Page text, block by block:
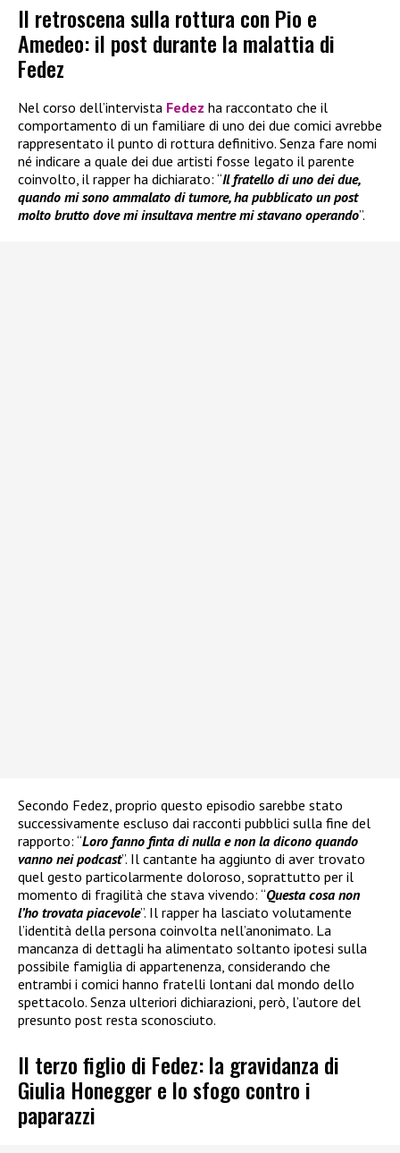
Il retroscena sulla rottura con Pio e
Amedeo: il post durante la malattia di
Fedez
Nel corso dell’intervista Fedez ha raccontato che il
comportamento di un familiare di uno dei due comici avrebbe
rappresentato il punto di rottura definitivo. Senza fare nomi
né indicare a quale dei due artisti fosse legato il parente
coinvolto, il rapper ha dichiarato: “Il fratello di uno dei due,
quando mi sono ammalato di tumore, ha pubblicato un post
molto brutto dove mi insultava mentre mi stavano operando”.
Secondo Fedez, proprio questo episodio sarebbe stato
successivamente escluso dai racconti pubblici sulla fine del
rapporto: “Loro fanno finta di nulla e non la dicono quando
vanno nei podcast”. Il cantante ha aggiunto di aver trovato
quel gesto particolarmente doloroso, soprattutto per il
momento di fragilità che stava vivendo: “Questa cosa non
l’ho trovata piacevole”. Il rapper ha lasciato volutamente
l’identità della persona coinvolta nell’anonimato. La
mancanza di dettagli ha alimentato soltanto ipotesi sulla
possibile famiglia di appartenenza, considerando che
entrambi i comici hanno fratelli lontani dal mondo dello
spettacolo. Senza ulteriori dichiarazioni, però, l’autore del
presunto post resta sconosciuto.
Il terzo figlio di Fedez: la gravidanza di
Giulia Honegger e lo sfogo contro i
paparazzi